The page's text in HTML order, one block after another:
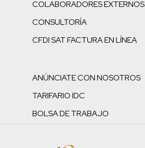
COLABORADORES EXTERNOS
CONSULTORÍA
CFDI SAT FACTURA EN LÍNEA
ANÚNCIATE CON NOSOTROS
TARIFARIO IDC
BOLSA DE TRABAJO